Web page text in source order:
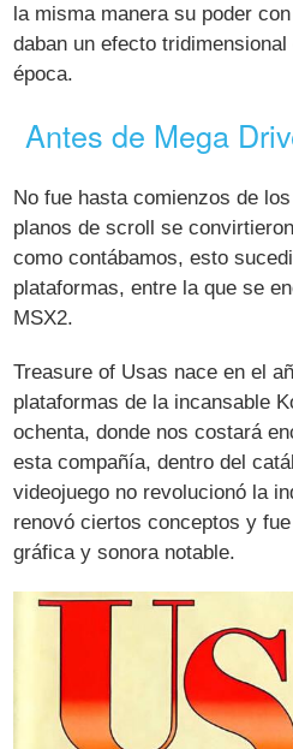
la misma manera su poder
daban un efecto
época.
Antes de Mega
No fue hasta comienzos de
planos de scroll se
como contábamos, esto
plataformas, entre la que se
MSX2.
Treasure of Usas nace en el
plataformas de la incansable
ochenta, donde nos costará
esta compañía, dentro del
videojuego no revolucionó la
renovó ciertos conceptos y
gráfica y sonora notable.